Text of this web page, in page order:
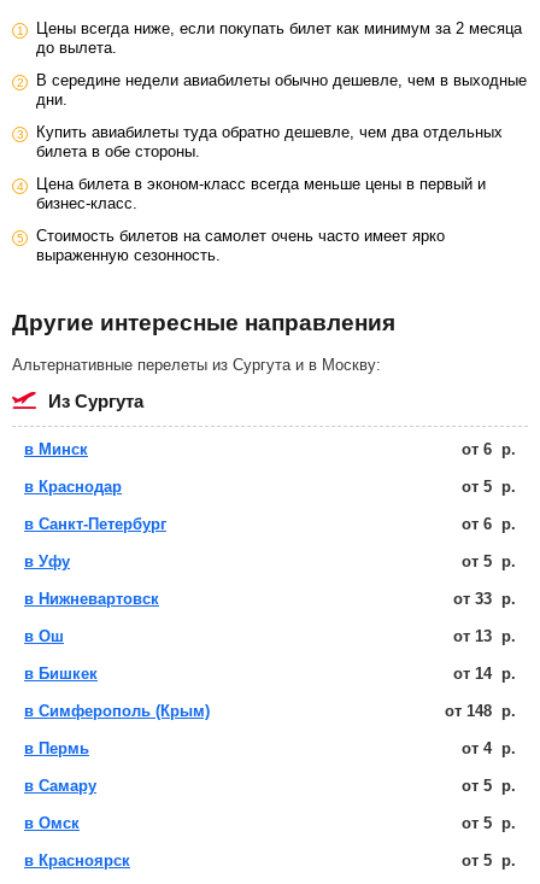
Цены всегда ниже, если покупать билет как минимум за 2 месяца
до вылета.
В середине недели авиабилеты обычно дешевле, чем в выходные
дни.
Купить авиабилеты туда обратно дешевле, чем два отдельных
билета в обе стороны.
Цена билета в эконом-класс всегда меньше цены в первый и
бизнес-класс.
Стоимость билетов на самолет очень часто имеет ярко
выраженную сезонность.
Другие интересные направления
Альтернативные перелеты из Сургута и в Москву:
из Сургута
в Минск от 6 р.
в Краснодар от 5 р.
в Санкт-Петербург от 6 р.
в Уфу от 5 р.
в Нижневартовск от 33 р.
в Ош от 13 р.
в Бишкек от 14 р.
в Симферополь (Крым) от 148 р.
в Пермь от 4 р.
в Самару от 5 р.
в Омск от 5 р.
в Красноярск от 5 р.